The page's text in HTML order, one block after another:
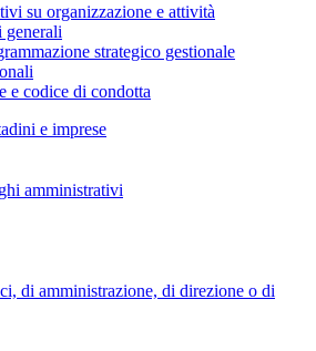
su organizzazione e attività
strategico gestionale
e codice di condotta
e imprese
amministrativi
di amministrazione, di direzione o di